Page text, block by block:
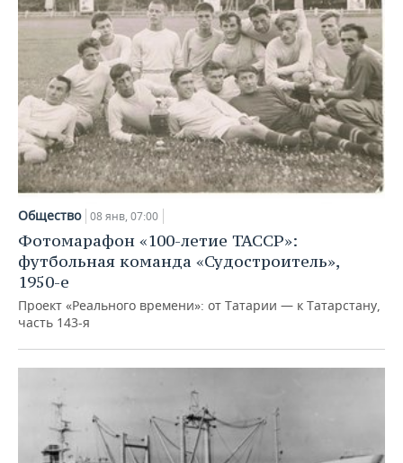
Общество 08 янв, 07:00
Фотомарафон «100-летие ТАССР»:
футбольная команда «Судостроитель»,
1950-е
Проект «Реального времени»: от Татарии — к Татарстану,
часть 143-я